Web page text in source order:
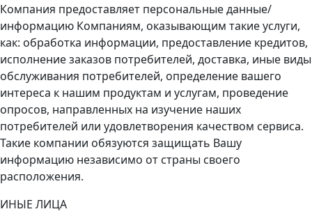
Компания предоставляет персональные данные/
информацию Компаниям, оказывающим такие услуги,
как: обработка информации, предоставление кредитов,
исполнение заказов потребителей, доставка, иные виды
обслуживания потребителей, определение вашего
интереса к нашим продуктам и услугам, проведение
опросов, направленных на изучение наших
потребителей или удовлетворения качеством сервиса.
Такие компании обязуются защищать Вашу
информацию независимо от страны своего
расположения.
ИНЫЕ ЛИЦА